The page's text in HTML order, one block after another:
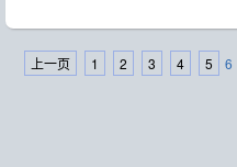
上一页 1 2 3 4 5 6